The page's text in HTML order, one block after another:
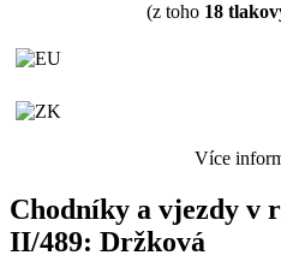
(z toho 18
Více
Chodníky a vjezdy v
II/489: Držková